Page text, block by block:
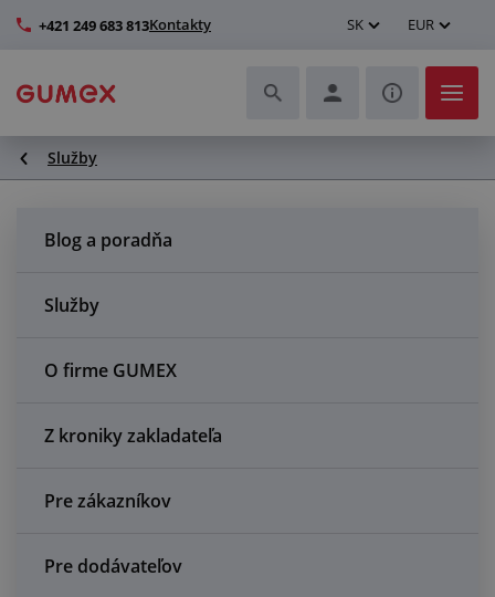
+421 249 683 813Kontakty SK EUR
Hadice a ich kompletizácia
Ďalšie gumové a plastové výrobky
Centrum dopytov
Všetko o nákupe
Služby
Blog a poradňa
Služby
O firme GUMEX
Z kroniky zakladateľa
Pre zákazníkov
Pre dodávateľov